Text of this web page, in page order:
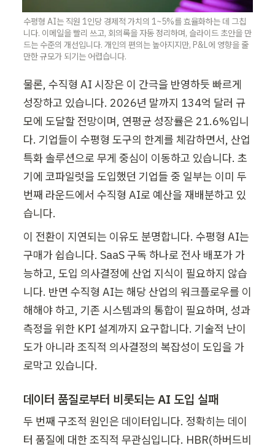
수평형 AI는 직원 1인당 경제적 가치의 1~5%를 효율화하는 데 그칩
니다. 이메일을 빨리 쓰고, 회의록을 자동 정리하며, 슬라이드 초안을 만
드는 수준의 개선입니다. 개인의 편의는 높아지지만, P&L에 영향을 줄
만한 규모가 되기는 어렵습니다.
물론, 수직형 AI 시장은 이 간극을 반영하듯 빠르게
성장하고 있습니다. 2026년 말까지 134억 달러 규
모에 도달할 전망이며, 연평균 성장률은 21.6%입니
다. 기업들이 수평형 도구의 한계를 체감하면서, 산업
특화 솔루션으로 무게 중심이 이동하고 있습니다. 초
기에 코파일럿을 도입했던 기업들 중 일부는 이미 두
번째 라운드에서 수직형 AI로 예산을 재배분하고 있
습니다.
이 전환이 지연되는 이유도 분명합니다. 수평형 AI는
구매가 쉽습니다. SaaS 구독 하나로 전사 배포가 가
능하고, 도입 의사결정에 산업 지식이 필요하지 않습
니다. 반면 수직형 AI는 해당 산업의 워크플로우를 이
해해야 하고, 기존 시스템과의 통합이 필요하며, 성과
측정을 위한 KPI 설계까지 요구합니다. 기술적 난이
도가 아니라 조직적 의사결정의 복잡성이 도입을 가
로막고 있습니다.
데이터 품질로부터 비롯되는 AI 도입 실패
두 번째 구조적 원인은 데이터입니다. 정확히는 데이
터 품질에 대한 조직적 무관심입니다. HBR(하버드비